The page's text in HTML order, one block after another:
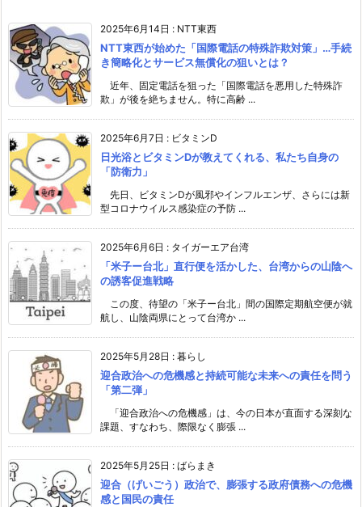
2025年6月14日 : NTT東西
NTT東西が始めた「国際電話の特殊詐欺対策」…手続
き簡略化とサービス無償化の狙いとは？
近年、固定電話を狙った「国際電話を悪用した特殊詐
欺」が後を絶ちません。特に高齢 ...
2025年6月7日 : ビタミンD
日光浴とビタミンDが教えてくれる、私たち自身の
「防衛力」
先日、ビタミンDが風邪やインフルエンザ、さらには新
型コロナウイルス感染症の予防 ...
2025年6月6日 : タイガーエア台湾
「米子ー台北」直行便を活かした、台湾からの山陰へ
の誘客促進戦略
この度、待望の「米子ー台北」間の国際定期航空便が就
航し、山陰両県にとって台湾か ...
2025年5月28日 : 暮らし
迎合政治への危機感と持続可能な未来への責任を問う
「第二弾」
「迎合政治への危機感」は、今の日本が直面する深刻な
課題、すなわち、際限なく膨張 ...
2025年5月25日 : ばらまき
迎合（げいごう）政治で、膨張する政府債務への危機
感と国民の責任